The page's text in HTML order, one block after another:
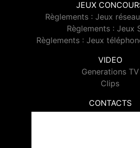
JEUX
Règlements : Jeux
Règlements : Jeux
Règlements : Jeux
VIDEO
Generations TV
Clips
CONTACTS
Contacter